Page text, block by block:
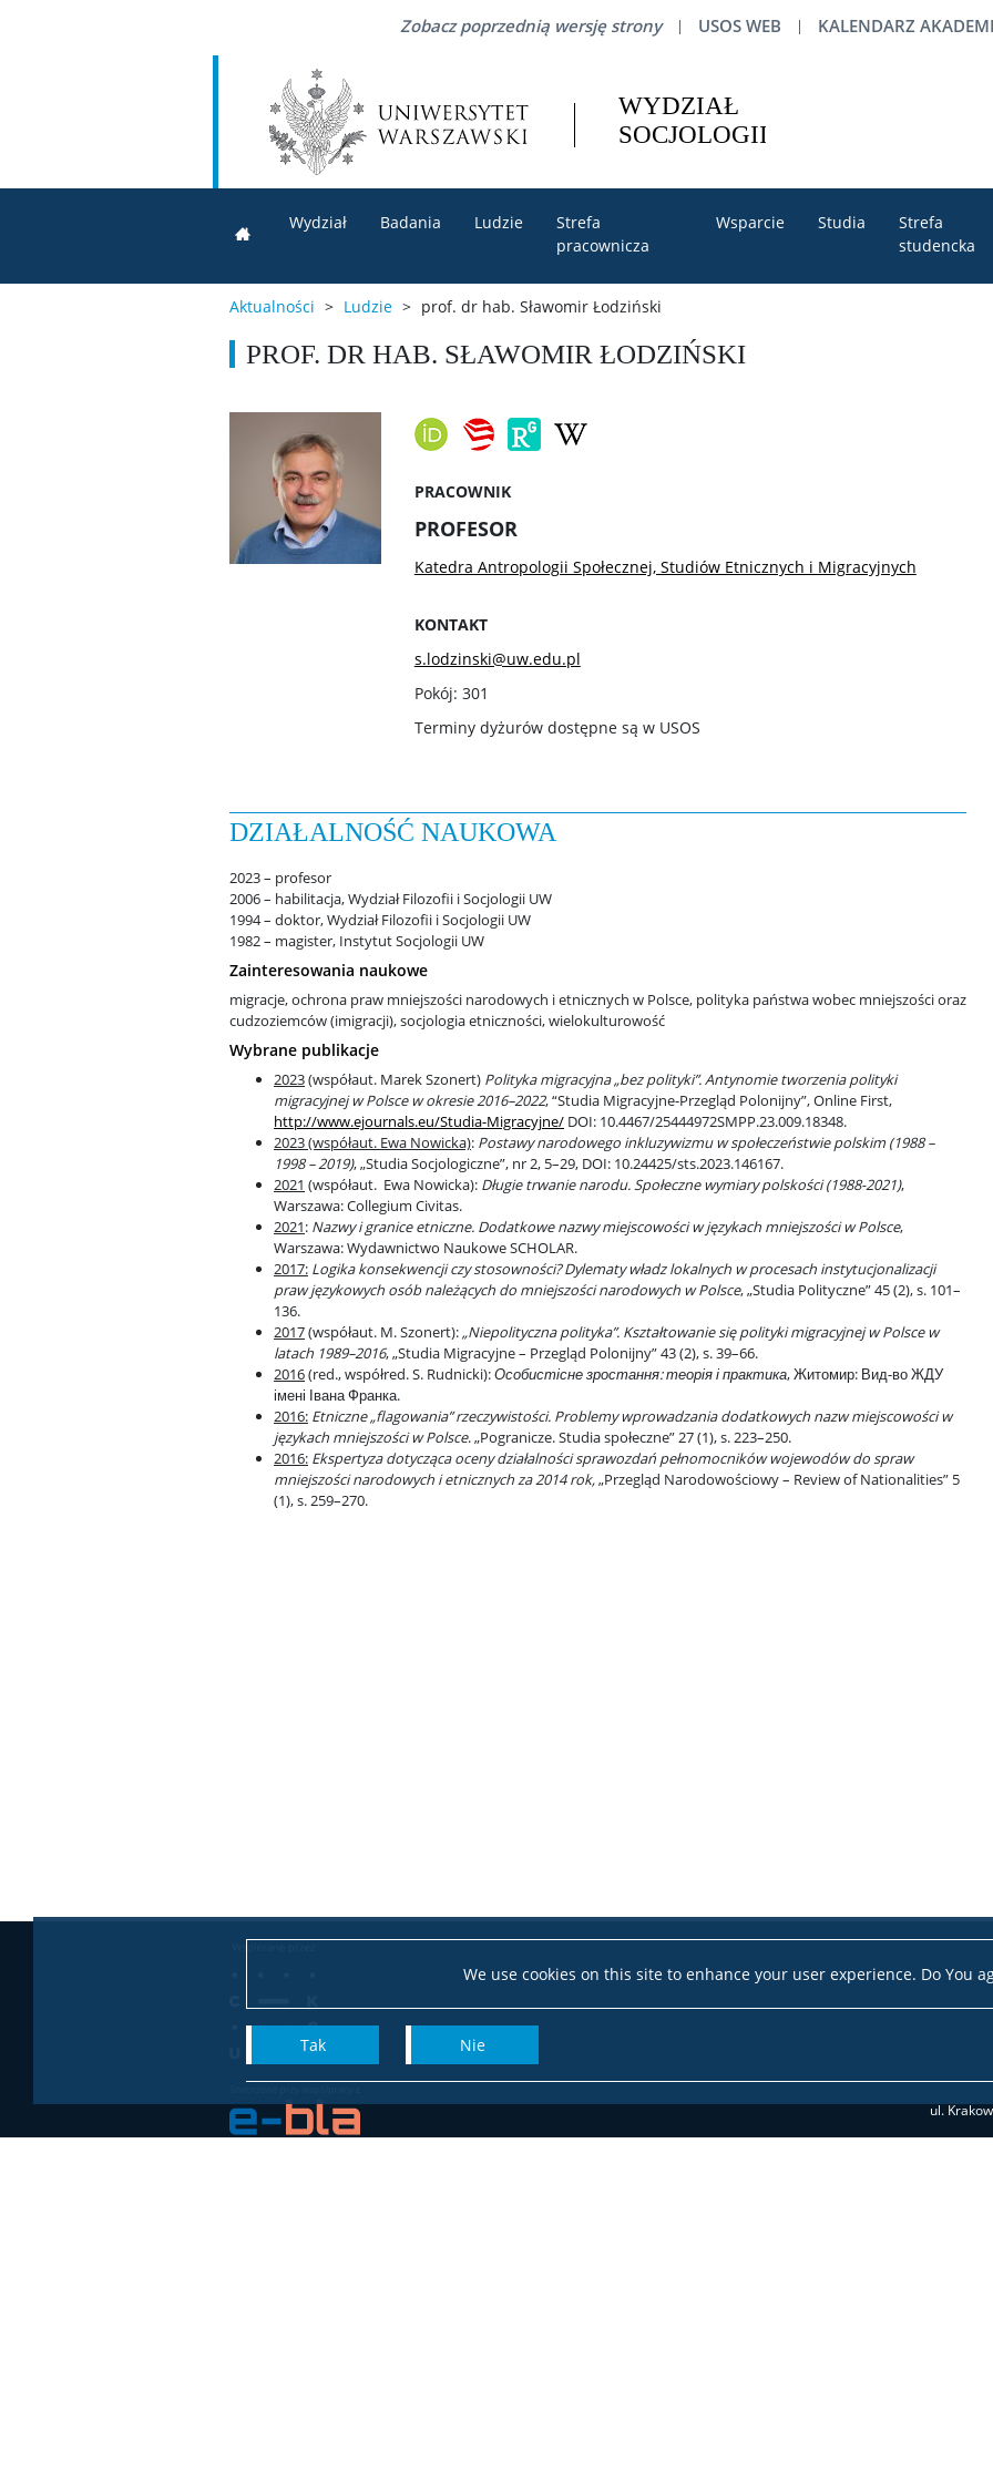
Zobacz poprzednią wersję strony USOS WEB KALENDARZ
Wydział Badania Ludzie
Strefa
pracownicza
Wsparcie Studia
Strefa
studencka
We use cookies on this site to enhance your user experience. Do You
Tak Nie
Aktualności > Ludzie > prof. dr hab. Sławomir Łodziński
PROF. DR HAB. SŁAWOMIR ŁODZIŃSKI
PRACOWNIK
PROFESOR
Katedra Antropologii Społecznej, Studiów Etnicznych i Migracyjnych
KONTAKT
s.lodzinski@uw.edu.pl
Pokój: 301
Terminy dyżurów dostępne są w USOS
DZIAŁALNOŚĆ NAUKOWA
2023 – profesor
2006 – habilitacja, Wydział Filozofii i Socjologii UW
1994 – doktor, Wydział Filozofii i Socjologii UW
1982 – magister, Instytut Socjologii UW
Zainteresowania naukowe
migracje, ochrona praw mniejszości narodowych i etnicznych w Polsce, polityka państwa wobec mniejszości oraz
cudzoziemców (imigracji), socjologia etniczności, wielokulturowość
Wybrane publikacje
2023(współaut. Marek Szonert) Polityka migracyjna „bez polityki”. Antynomie tworzenia polityki
migracyjnej w Polsce w okresie 2016–2022, “Studia Migracyjne-Przegląd Polonijny”, Online First,
http://www.ejournals.eu/Studia-Migracyjne/ DOI: 10.4467/25444972SMPP.23.009.18348.
2023 (współaut. Ewa Nowicka): Postawy narodowego inkluzywizmu w społeczeństwie polskim (1988 –
1998 – 2019), „Studia Socjologiczne”, nr 2, 5–29, DOI: 10.24425/sts.2023.146167.
2021 (współaut. Ewa Nowicka): Długie trwanie narodu. Społeczne wymiary polskości (1988-2021),
Warszawa: Collegium Civitas.
2021: Nazwy i granice etniczne. Dodatkowe nazwy miejscowości w językach mniejszości w Polsce,
Warszawa: Wydawnictwo Naukowe SCHOLAR.
2017: Logika konsekwencji czy stosowności? Dylematy władz lokalnych w procesach instytucjonalizacji
praw językowych osób należących do mniejszości narodowych w Polsce, „Studia Polityczne” 45 (2), s. 101–
136.
2017(współaut. M. Szonert):„Niepolityczna polityka”. Kształtowanie się polityki migracyjnej w Polsce w
latach 1989–2016, „Studia Migracyjne – Przegląd Polonijny” 43 (2), s. 39–66.
2016(red., współred. S. Rudnicki):Особистісне зростання: теорія і практика, Житомир: Вид-во ЖДУ
імені Івана Франка.
2016: Etniczne „flagowania” rzeczywistości. Problemy wprowadzania dodatkowych nazw miejscowości w
językach mniejszości w Polsce. „Pogranicze. Studia społeczne” 27 (1), s. 223–250.
2016: Ekspertyza dotycząca oceny działalności sprawozdań pełnomocników wojewodów do spraw
mniejszości narodowych i etnicznych za 2014 rok,„Przegląd Narodowościowy – Review of Nationalities” 5
(1), s. 259–270.
ul.